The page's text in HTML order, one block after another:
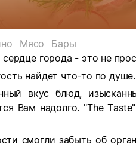
Мясо
Бары
города - это не
найдет что-то по душе.
вкус блюд,
Вам надолго. "The
смогли забыть об